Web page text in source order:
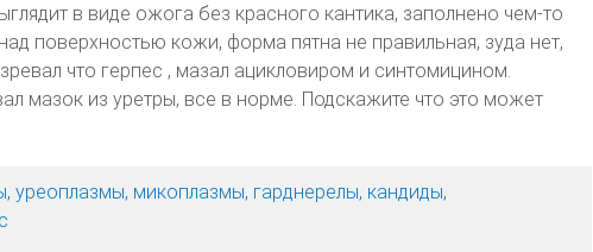
в виде ожога без красного кантика, заполнено чем-то
поверхностью кожи, форма пятна не правильная, зуда нет,
что герпес , мазал ацикловиром и синтомицином.
мазок из уретры, все в норме. Подскажите что это может
уреоплазмы, микоплазмы, гарднерелы, кандиды,